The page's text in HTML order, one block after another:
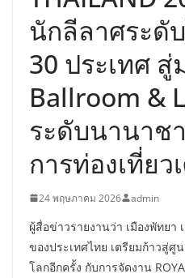
นักลีลาศระดั
30 ประเทศ สู่
Ballroom &
ระดับนานาช
การท่องเที่ยว
24 พฤษภาคม 2026 admin
ผู้สื่อข่าวรายงานว่า เมืองพัทยา
ของประเทศไทย เตรียมก้าวสู่ศู
โลกอีกครั้ง กับการจัดงาน